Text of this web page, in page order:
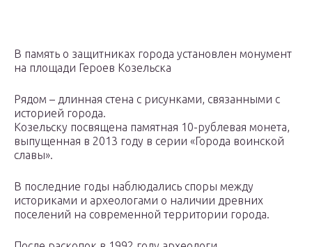
В память о защитниках города установлен монумент
на площади Героев Козельска
Рядом – длинная стена с рисунками, связанными с
историей города.
Козельску посвящена памятная 10-рублевая монета,
выпущенная в 2013 году в серии «Города воинской
славы».
В последние годы наблюдались споры между
историками и археологами о наличии древних
поселений на современной территории города.